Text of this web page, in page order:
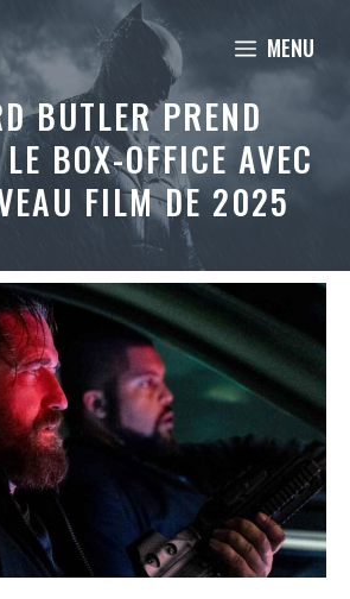
MENU
BUTLER PREND
BOX-OFFICE AVEC
FILM DE 2025